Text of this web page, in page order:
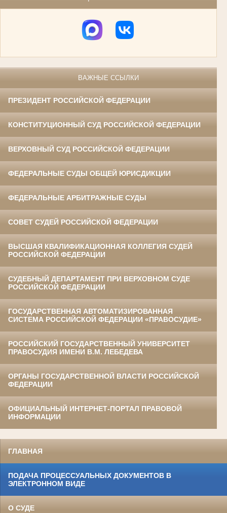
ВАЖНЫЕ ССЫЛКИ
ПРЕЗИДЕНТ РОССИЙСКОЙ ФЕДЕРАЦИИ
КОНСТИТУЦИОННЫЙ СУД РОССИЙСКОЙ ФЕДЕРАЦИИ
ВЕРХОВНЫЙ СУД РОССИЙСКОЙ ФЕДЕРАЦИИ
ФЕДЕРАЛЬНЫЕ СУДЫ ОБЩЕЙ ЮРИСДИКЦИИ
ФЕДЕРАЛЬНЫЕ АРБИТРАЖНЫЕ СУДЫ
СОВЕТ СУДЕЙ РОССИЙСКОЙ ФЕДЕРАЦИИ
ВЫСШАЯ КВАЛИФИКАЦИОННАЯ КОЛЛЕГИЯ СУДЕЙ
РОССИЙСКОЙ ФЕДЕРАЦИИ
СУДЕБНЫЙ ДЕПАРТАМЕНТ ПРИ ВЕРХОВНОМ СУДЕ
РОССИЙСКОЙ ФЕДЕРАЦИИ
ГОСУДАРСТВЕННАЯ АВТОМАТИЗИРОВАННАЯ
СИСТЕМА РОССИЙСКОЙ ФЕДЕРАЦИИ «ПРАВОСУДИЕ»
РОССИЙСКИЙ ГОСУДАРСТВЕННЫЙ УНИВЕРСИТЕТ
ПРАВОСУДИЯ ИМЕНИ В.М. ЛЕБЕДЕВА
ОРГАНЫ ГОСУДАРСТВЕННОЙ ВЛАСТИ РОССИЙСКОЙ
ФЕДЕРАЦИИ
ОФИЦИАЛЬНЫЙ ИНТЕРНЕТ-ПОРТАЛ ПРАВОВОЙ
ИНФОРМАЦИИ
ГЛАВНАЯ
ПОДАЧА ПРОЦЕССУАЛЬНЫХ ДОКУМЕНТОВ В
ЭЛЕКТРОННОМ ВИДЕ
О СУДЕ